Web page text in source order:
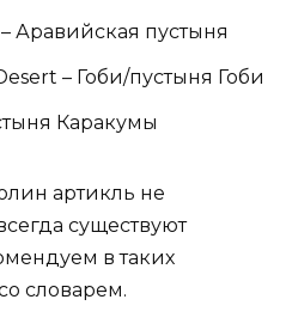
Аравийская пустыня
– Гоби/пустыня Гоби
Каракумы
артикль не
существуют
в таких
словарем.